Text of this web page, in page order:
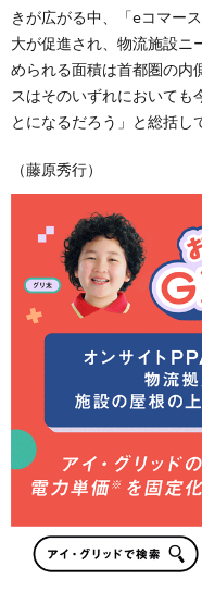
きが広がる中、「eコマー
大が促進され、物流施設ニ
められる面積は首都圏の内
スはそのいずれにおいても
とになるだろう」と総括し
（藤原秀行）